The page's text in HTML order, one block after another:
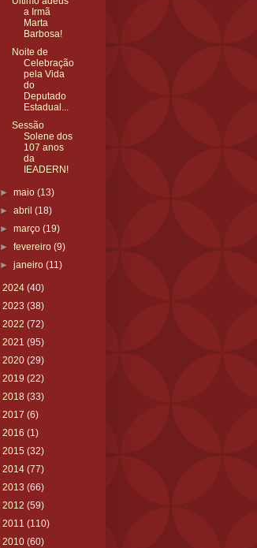
a Irmã
Marta
Barbosa!
Noite de
Celebração
pela Vida
do
Deputado
Estadual...
Sessão
Solene dos
107 anos
da
IEADERN!
►maio(13)
►abril(18)
►março(19)
►fevereiro(9)
►janeiro(11)
2024 (40)
2023 (38)
2022 (72)
2021 (95)
2020 (29)
2019 (22)
2018 (33)
2017 (6)
2016 (1)
2015 (32)
2014 (77)
2013 (66)
2012 (59)
2011 (110)
2010 (60)